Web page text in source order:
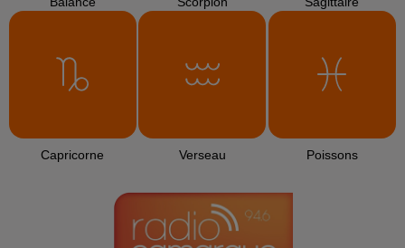
L'HOROSCOPE
Taureau